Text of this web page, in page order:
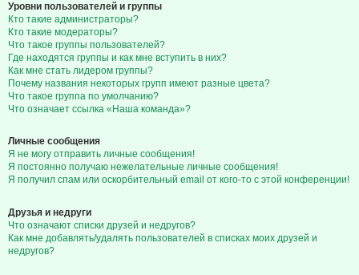
Уровни пользователей и группы
Кто такие администраторы?
Кто такие модераторы?
Что такое группы пользователей?
Где находятся группы и как мне вступить в них?
Как мне стать лидером группы?
Почему названия некоторых групп имеют разные цвета?
Что такое группа по умолчанию?
Что означает ссылка «Наша команда»?
Личные сообщения
Я не могу отправить личные сообщения!
Я постоянно получаю нежелательные личные сообщения!
Я получил спам или оскорбительный email от кого-то с этой конференции!
Друзья и недруги
Что означают списки друзей и недругов?
Как мне добавлять/удалять пользователей в списках моих друзей и
недругов?